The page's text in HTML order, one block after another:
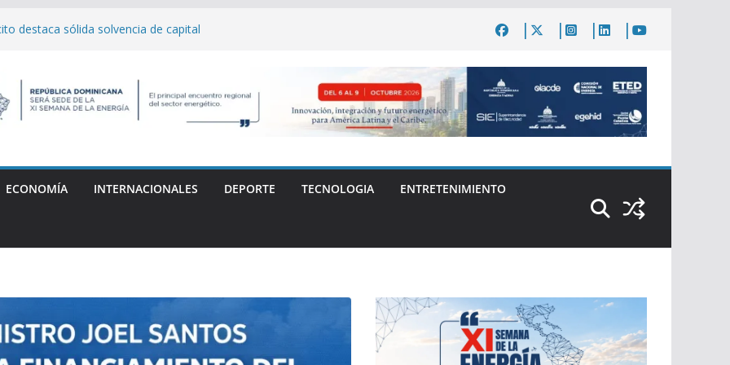
y el Festival Obsesión 2026 regresan
Fiera Típica
General de Delegados
"Yankee" Cabrera denuncia
tras la muerte de su madre
del Distrito de Innovación de Santiago
ECONOMÍA INTERNACIONALES DEPORTE TECNOLOGIA ENTRETENIMIENTO